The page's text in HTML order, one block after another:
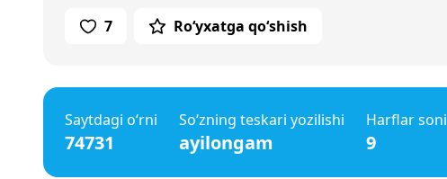
7 Ro‘yxatga qo‘shish
Saytdagi o‘rni
74731
So‘zning teskari yozilishi
ayilongam
Harflar soni
9